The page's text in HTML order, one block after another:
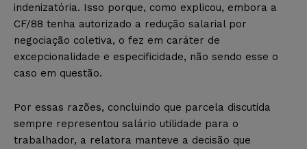
indenizatória. Isso porque, como explicou, embora a
CF/88 tenha autorizado a redução salarial por
negociação coletiva, o fez em caráter de
excepcionalidade e especificidade, não sendo esse o
caso em questão.
Por essas razões, concluindo que parcela discutida
sempre representou salário utilidade para o
trabalhador, a relatora manteve a decisão que